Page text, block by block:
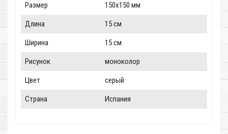
Размер 150x150 мм
Длина 15 см
Ширина 15 см
Рисунок моноколор
Цвет серый
Страна Испания